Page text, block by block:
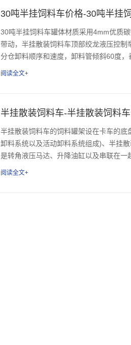
30吨半挂饲料车价格-30吨半挂
30吨半挂饲料车罐体材质采用4mm优质
带动，半挂散装饲料车顶部绞龙液压控
分仓卸料顺序和速度，卸料管倾斜60度，
阅读全文+
半挂散装饲料车-半挂散装饲料
半挂散装饲料车的饲料罐架设在卡车的
卸料系统以及活动卸料系统组成)、半挂
是转角液压马达、升降油缸以及串联在一
阅读全文+